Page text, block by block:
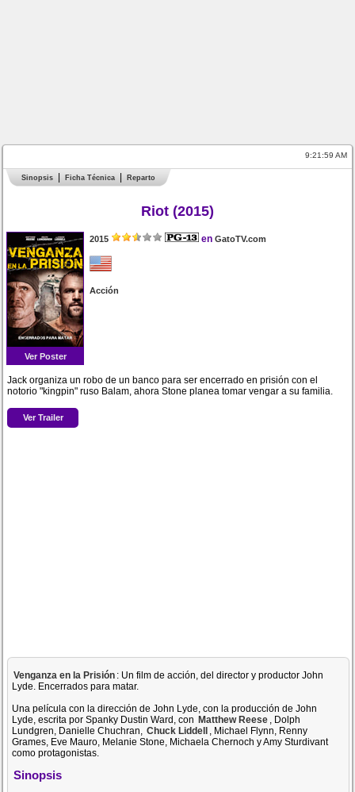
9:21:59 AM
Sinopsis Ficha Técnica Reparto
Riot (2015)
Ver Poster
2015 en GatoTV.com
Acción
Jack organiza un robo de un banco para ser encerrado en prisión con el
notorio "kingpin" ruso Balam, ahora Stone planea tomar vengar a su familia.
Ver Trailer
Venganza en la Prisión : Un film de acción, del director y productor John
Lyde. Encerrados para matar.
Una película con la dirección de John Lyde, con la producción de John
Lyde, escrita por Spanky Dustin Ward, con Matthew Reese , Dolph
Lundgren, Danielle Chuchran, Chuck Liddell
, Michael Flynn, Renny
Grames, Eve Mauro, Melanie Stone, Michaela Chernoch y Amy Sturdivant
como protagonistas.
Sinopsis